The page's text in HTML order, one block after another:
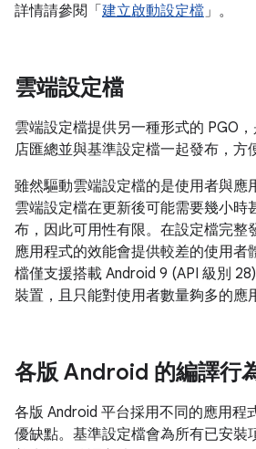
詳情請參閱「建立啟動設定檔 」。
雲端設定檔
雲端設定檔提供另一種形式的 PGO
店匯總並與基準設定檔一起發布，方
雖然驅動雲端設定檔的是使用者與應
雲端設定檔在更新後可能需要幾小時
布，因此可用性有限。在設定檔完整
應用程式的效能會提供較差的使用者
檔僅支援搭載 Android 9 (API 級別
裝置，且只能對使用者數量夠多的應
各版 Android 的編譯行
各版 Android 平台採用不同的應用程
優缺點。基準設定檔會為所有已安裝